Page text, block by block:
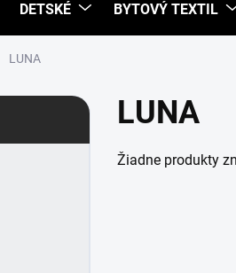
DETSKÉ BYTOVÝ TEXTIL
LUNA
LUNA
Žiadne produkty